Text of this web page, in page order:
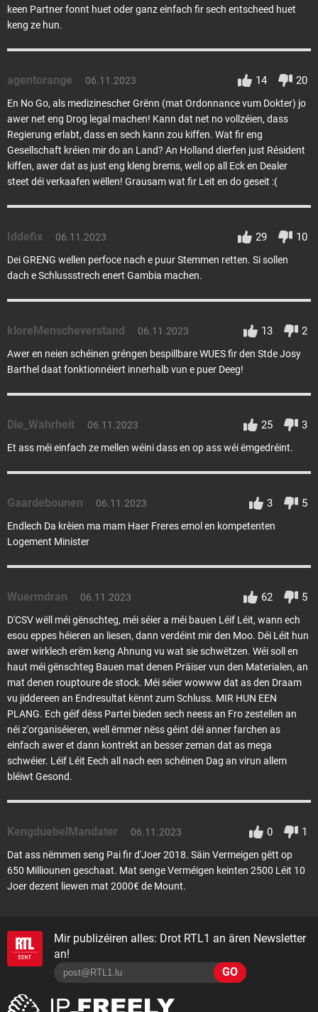
keen Partner fonnt huet oder ganz einfach fir sech entscheed huet
keng ze hun.
agentorange 06.11.2023 14 20
En No Go, als medizinescher Grënn (mat Ordonnance vum Dokter) jo
awer net eng Drog legal machen! Kann dat net no vollzéien, dass
Regierung erlabt, dass en sech kann zou kiffen. Wat fir eng
Gesellschaft kréien mir do an Land? An Holland dierfen just Résident
kiffen, awer dat as just eng kleng brems, well op all Eck en Dealer
steet déi verkaafen wëllen! Grausam wat fir Leit en do geseit :(
Iddefix 06.11.2023 29 10
Dei GRENG wellen perfoce nach e puur Stemmen retten. Si sollen
dach e Schlussstrech enert Gambia machen.
kloreMenscheverstand 06.11.2023 13 2
Awer en neien schéinen gréngen bespillbare WUES fir den Stde Josy
Barthel daat fonktionnéiert innerhalb vun e puer Deeg!
Die_Wahrheit 06.11.2023 25 3
Et ass méi einfach ze mellen wéini dass en op ass wéi ëmgedréint.
Gaardebounen 06.11.2023 3 5
Endlech Da krèien ma mam Haer Freres emol en kompetenten
Logement Minister
Wuermdran 06.11.2023 62 5
D'CSV wëll méi gënschteg, méi séier a méi bauen Léif Léit, wann ech
esou eppes héieren an liesen, dann verdéint mir den Moo. Déi Léit hun
awer wirklech erëm keng Ahnung vu wat sie schwëtzen. Wéi soll en
haut méi gënschteg Bauen mat denen Präiser vun den Materialen, an
mat denen rouptoure de stock. Méi séier wowww dat as den Draam
vu jiddereen an Endresultat kënnt zum Schluss. MIR HUN EEN
PLANG. Ech géif dëss Partei bieden sech neess an Fro zestellen an
néi z'organiséieren, well ëmmer nëss géint déi anner farchen as
einfach awer et dann kontrekt an besser zeman dat as mega
schwéier. Léif Léit Eech all nach een schéinen Dag an virun allem
bléiwt Gesond.
KengduebelMandater 06.11.2023 0 1
Dat ass nëmmen seng Pai fir d'Joer 2018. Säin Vermeigen gëtt op
650 Milliounen geschaat. Mat senge Verméigen keinten 2500 Léit 10
Joer dezent liewen mat 2000€ de Mount.
Mir publizéiren alles: Drot RTL1 an ären Newsletter
an!
GO